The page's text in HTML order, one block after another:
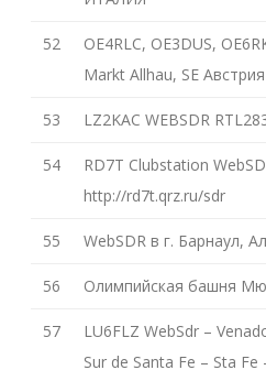
52
OE4RLC, OE3DUS,
Markt Allhau, SE Австрия
53 LZ2KAC WEBSDR
54
RD7T Clubstation
http://rd7t.qrz.ru/sdr
55 WebSDR в г. Барнаул,
56 Олимпийская башня
57
LU6FLZ WebSdr –
Sur de Santa Fe – Sta Fe